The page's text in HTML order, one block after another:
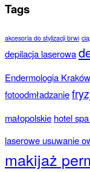
Tags
akcesoria do stylizacji brwi
depilacja laserowa
Endermologia Kraków
fotoodmładzanie
małopolskie hotel
laserowe usuwanie
makijaż